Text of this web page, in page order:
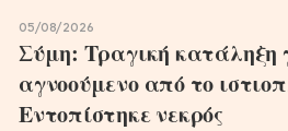
05/08/2026
Σύμη: Τραγική κατάληξη
αγνοούμενο από το
Εντοπίστηκε νεκρός